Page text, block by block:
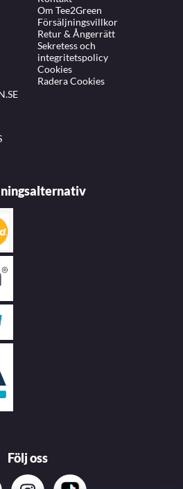
Om Tee2Green
Försäljningsvillkor
Retur & Ångerrätt
Sekretess och
integritetspolicy
Cookies
Radera Cookies
Följ oss